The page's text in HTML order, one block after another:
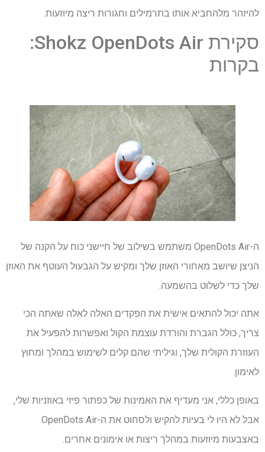
להיזהר מלהחביא אותו בתרמילים וחגורות ריצה מיוזעות.
סקירת Shokz OpenDots Air:
בקרות
ה-OpenDots Air משתמש בשילוב של חיישני כוח על הקנה של
הניצן שיושב מאחורי האוזן שלך ומקיש על הגבעול העוטף את האוזן
שלך כדי לשלוט בהשמעה.
אתה יכול להתאים אישית את הפקדים האלה לאלה שאתה הכי
צריך, כולל הגברת והורדת עוצמת הקול ואפשרות להפעיל את
העוזרת הקולית שלך, וגיליתי שהם קלים לשימוש במהלך ומחוץ
לאימון.
באופן כללי, אני מעדיף את האמינות של כפתור פיזי באוזניות שלי,
אבל לא היו לי בעיות להקיש ולסחוט את ה-OpenDots Air
באצבעות מיוזעות במהלך ריצות או אימונים אחרים.